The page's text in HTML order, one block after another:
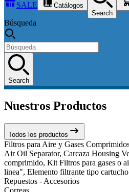
SALE
Catálogos
Search
Búsqueda
Search
Nuestros Productos
Todos los productos
Filtros para Aire y Gases
Air Oil Separator, Carcaza Housing
comprimido, Kit Filtros para gases o
linea", Elemento filtrante tipo
Repuestos - Accesorios